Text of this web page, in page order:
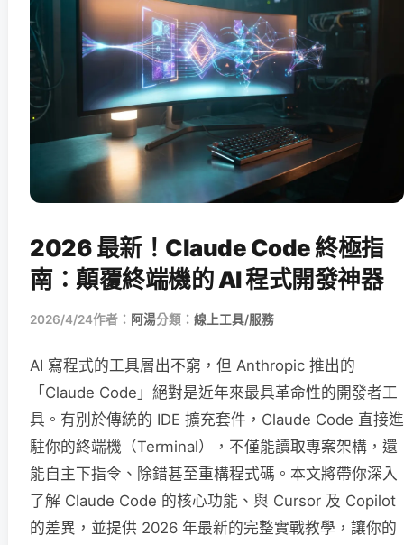
2026 最新！Claude Code 終極指
南：顛覆終端機的 AI 程式開發神器
2026/4/24作者： 阿湯分類： 線上工具/服務
AI 寫程式的工具層出不窮，但 Anthropic 推出的
「Claude Code」絕對是近年來最具革命性的開發者工
具。有別於傳統的 IDE 擴充套件，Claude Code 直接進
駐你的終端機（Terminal），不僅能讀取專案架構，還
能自主下指令、除錯甚至重構程式碼。本文將帶你深入
了解 Claude Code 的核心功能、與 Cursor 及 Copilot
的差異，並提供 2026 年最新的完整實戰教學，讓你的